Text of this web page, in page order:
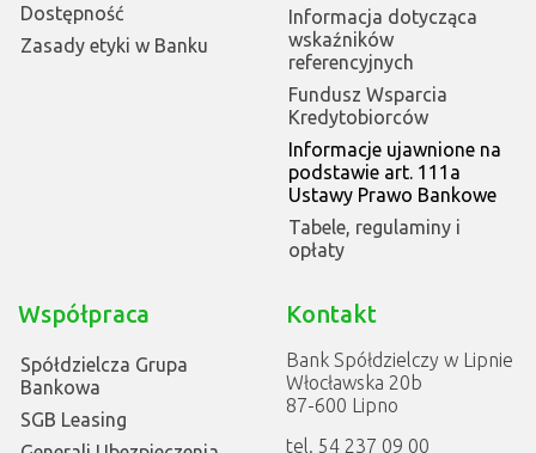
Dostępność
Zasady etyki w Banku
Informacja dotycząca
wskaźników
referencyjnych
Fundusz Wsparcia
Kredytobiorców
Informacje ujawnione na
podstawie art. 111a
Ustawy Prawo Bankowe
Tabele, regulaminy i
opłaty
Współpraca
Spółdzielcza Grupa
Bankowa
SGB Leasing
Kontakt
Bank Spółdzielczy w Lipnie
Włocławska 20b
87-600 Lipno
tel. 54 237 09 00